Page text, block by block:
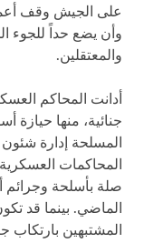
على الجيش وقف
وأن يضع حداً للجوء
والمعتقلين.
أدانت المحاكم
جنائية، منها حيازة
المحاكمات العسكرية
صلة بأسلحة
الماضي. بينما قد
المشتبهين بارتكاب